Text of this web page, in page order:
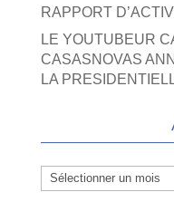
RAPPORT
LE YOUTUBEUR
CASASNOVAS
LA
Archives